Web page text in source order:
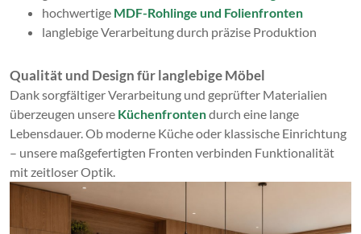
hochwertige MDF-Rohlinge und Folienfronten
langlebige Verarbeitung durch präzise Produktion
Qualität und Design für langlebige Möbel
Dank sorgfältiger Verarbeitung und geprüfter Materialien
überzeugen unsere Küchenfrontendurch eine lange
Lebensdauer. Ob moderne Küche oder klassische Einrichtung
– unsere maßgefertigten Fronten verbinden Funktionalität
mit zeitloser Optik.